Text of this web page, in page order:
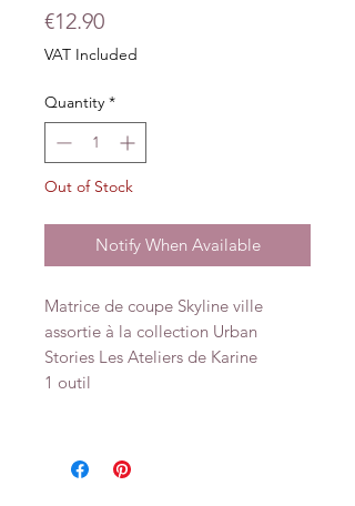
€12.90Price
VAT Included
Quantity *
Out of Stock
Notify When Available
Matrice de coupe Skyline ville
assortie à la collection Urban
Stories Les Ateliers de Karine
1 outil